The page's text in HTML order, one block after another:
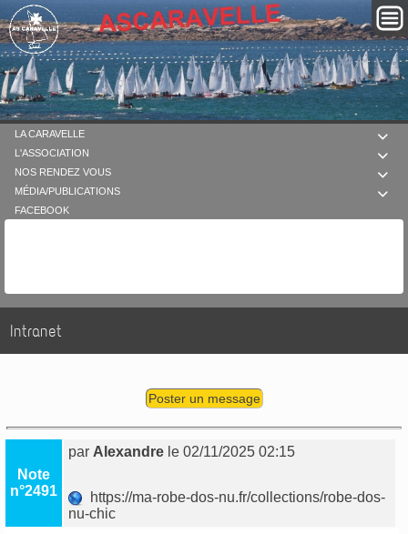

LA CARAVELLE

L'ASSOCIATION

NOS RENDEZ VOUS

MÉDIA/PUBLICATIONS
FACEBOOK
Intranet
Poster un message
Note
n°2491
par Alexandre le 02/11/2025 02:15
https://ma-robe-dos-nu.fr/collections/robe-dos-
nu-chic